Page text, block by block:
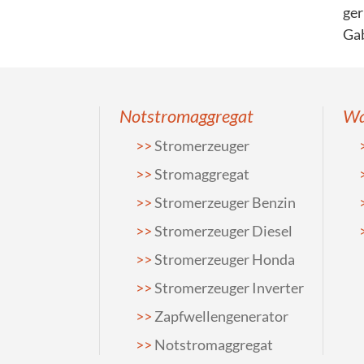
Notstromaggregat
Stromerzeuger
Stromaggregat
Stromerzeuger Benzin
Stromerzeuger Diesel
Stromerzeuger Honda
Stromerzeuger Inverter
Zapfwellengenerator
Notstromaggregat